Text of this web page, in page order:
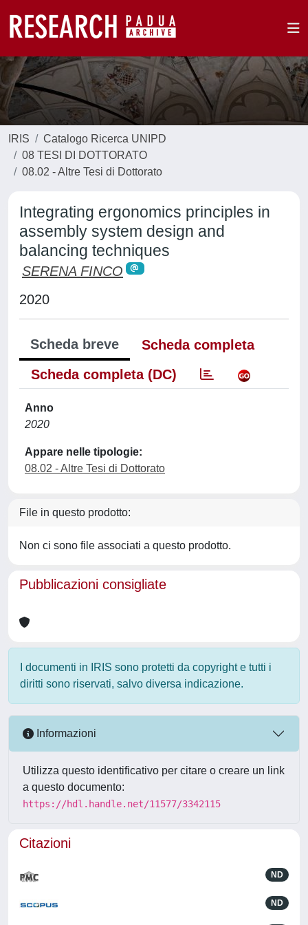
IRIS
Catalogo Ricerca UNIPD
08 TESI DI DOTTORATO
08.02 - Altre Tesi di Dottorato
Integrating ergonomics principles in
assembly system design and
balancing techniques
SERENA FINCO
2020
Scheda breve
Scheda completa
Scheda completa (DC)
Anno
2020
Appare nelle tipologie:
08.02 - Altre Tesi di Dottorato
File in questo prodotto:
Non ci sono file associati a questo prodotto.
Pubblicazioni consigliate
I documenti in IRIS sono protetti da copyright e tutti i
diritti sono riservati, salvo diversa indicazione.
Informazioni
Utilizza questo identificativo per citare o creare un link
a questo documento:
https://hdl.handle.net/11577/3342115
Citazioni
ND
ND